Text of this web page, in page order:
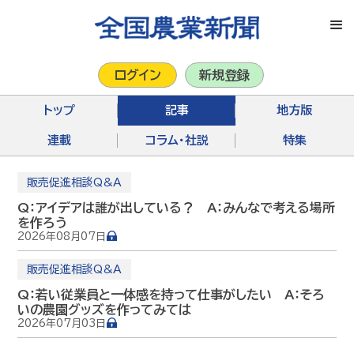
トップ 記事 地方版
連載 コラム・社説 特集
ログイン 新規登録
販売促進相談Q&A
Q：アイデアは誰が出している？ A：みんなで考える場所
を作ろう
2026年08月07日
販売促進相談Q&A
Q：若い従業員と一体感を持って仕事がしたい A：そろ
いの農園グッズを作ってみては
2026年07月03日